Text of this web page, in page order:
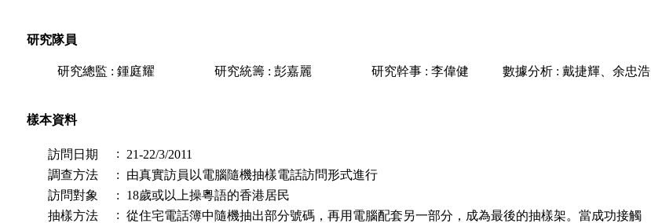
研究隊員
研究總監 : 鍾庭耀 研究統籌 : 彭嘉麗 研究幹事 : 李偉健 數據分析 : 戴捷輝、余忠浩
樣本資料
訪問日期 :
21-22/3/2011
調查方法
:
由真實訪員以電腦隨機抽樣電話訪問形式進行
訪問對象
:
18歲或以上操粵語的香港居民
抽樣方法
: 從住宅電話簿中隨機抽出部分號碼，再用電腦配套另一部分，成為最後的抽樣架。當成功接觸